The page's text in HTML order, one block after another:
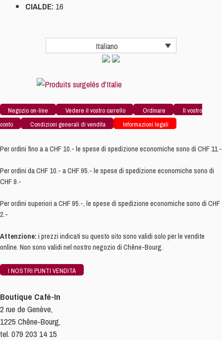
CIALDE: 16
Italiano
Negozio on-line Vedere il vostro carrello Ordinare
Il vostro
conto
Condizioni generali di vendita Informazioni legali
Per ordini fino a a CHF 10.- le spese di spedizione economiche sono di CHF 11.-
Per ordini da CHF 10.- a CHF 95.- le spese di spedizione economiche sono di
CHF 9.-
Per ordini superiori a CHF 95.-, le spese di spedizione economiche sono di CHF
2.-
Attenzione: i prezzi indicati su questo sito sono validi solo per le vendite
online. Non sono validi nel nostro negozio di Chêne-Bourg.
I NOSTRI PUNTI VENDITA
Boutique Café-In
2 rue de Genève,
1225 Chêne-Bourg,
tel. 079 203 14 15